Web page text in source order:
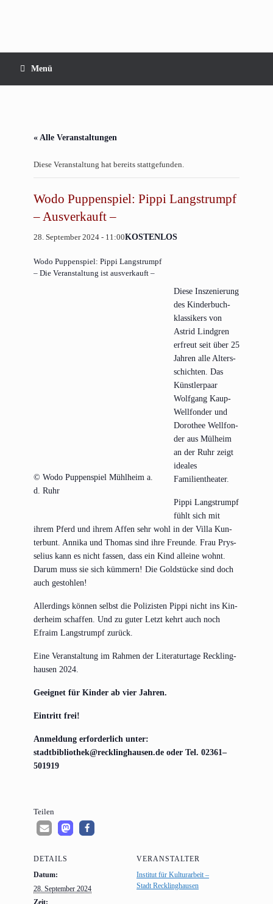
Menü
« Alle Veranstaltungen
Diese Veranstaltung hat bereits stattgefunden.
Wodo Puppenspiel: Pippi Langstrumpf
– Ausverkauft –
28. September 2024 - 11:00KOSTENLOS
Wodo Puppenspiel: Pippi Langstrumpf
– Die Veranstaltung ist ausverkauft –
© Wodo Pup­pen­spiel Mühl­heim a.
d. Ruhr
Die­se Insze­nie­rung
des Kin­der­buch­
klas­si­kers von
Astrid Lind­gren
erfreut seit über 25
Jah­ren alle Alters­
schich­ten. Das
Künst­ler­paar
Wolf­gang Kaup-
Well­fon­der und
Doro­thee Well­fon­
der aus Mül­heim
an der Ruhr zeigt
idea­les
Familientheater.
Pip­pi Lang­strumpf
fühlt sich mit
ihrem Pferd und ihrem Affen sehr wohl in der Vil­la Kun­
ter­bunt. Anni­ka und Tho­mas sind ihre Freun­de. Frau Prys­
se­li­us kann es nicht fas­sen, dass ein Kind allei­ne wohnt.
Dar­um muss sie sich küm­mern! Die Gold­stü­cke sind doch
auch gestohlen!
Aller­dings kön­nen selbst die Poli­zis­ten Pip­pi nicht ins Kin­
der­heim schaf­fen. Und zu guter Letzt kehrt auch noch
Efra­im Lang­strumpf zurück.
Eine Ver­an­stal­tung im Rah­men der Lite­ra­tur­ta­ge Reck­ling­
hau­sen 2024.
Geeig­net für Kin­der ab vier Jahren.
Ein­tritt frei!
Anmel­dung erfor­der­lich unter:
stadtbibliothek@​recklinghausen.​de oder Tel. 02361–
501919
Tei­len
DETAILS
Datum:
28. September 2024
Zeit:
VERANSTALTER
Institut für Kulturarbeit –
Stadt Recklinghausen